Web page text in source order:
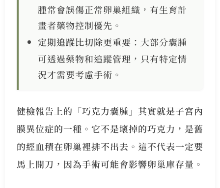
腫常會誤傷正常卵巢組織，有生育計
畫者藥物控制優先。
定期追蹤比切除更重要 ：大部分囊腫
可透過藥物和追蹤管理，只有特定情
況才需要考慮手術。
健檢報告上的「巧克力囊腫」其實就是子宮內
膜異位症的一種。它不是壞掉的巧克力，是舊
的經血積在卵巢裡排不出去。這不代表一定要
馬上開刀，因為手術可能會影響卵巢庫存量。